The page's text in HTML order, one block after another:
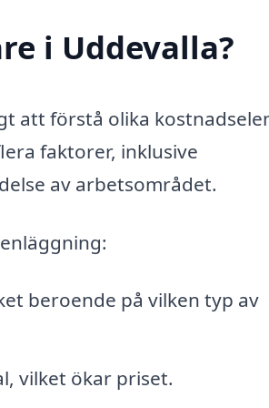
i Uddevalla?
att förstå olika
faktorer, inklusive
av arbetsområdet.
beroende på vilken typ av
vilket ökar priset.